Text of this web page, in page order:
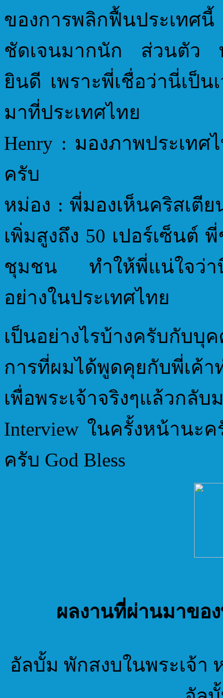
ของการพลิกฟื้นประเท
ชัดเจนมากนัก ส่วนตัว ห
ยินดี เพราะพี่เชื่อว่านี่เป็น
มาที่ประเทศไทย
Henry : มองภาพประเทศ
ครับ
หม่อง : พี่มองเห็นคริสเตี
เพิ่มสูงถึง 50 เปอร์เซ็นต์
ชุมชน ทำให้พี่แน่ใจว่านี่
อย่างในประเทศไทย
เป็นอย่างไรบ้างครับกับบุ
การที่ผมได้พูดคุยกับพี่เค้า
เพื่อพระเจ้าจริงๆแล้วก
Interview ในครั้งหน้านะ
ครับ God Bless
ผลงานที่ผ่านมาขอ
อัลบั้ม พักสงบในพระเจ้า